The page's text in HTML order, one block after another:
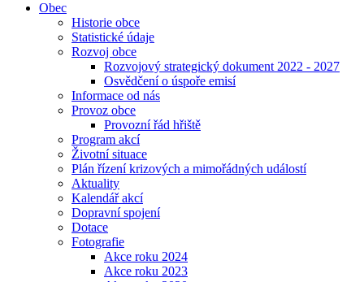
Obec
Historie obce
Statistické údaje
Rozvoj obce
Rozvojový strategický dokument 2022 - 2027
Osvědčení o úspoře emisí
Informace od nás
Provoz obce
Provozní řád hřiště
Program akcí
Životní situace
Plán řízení krizových a mimořádných událostí
Aktuality
Kalendář akcí
Dopravní spojení
Dotace
Fotografie
Akce roku 2024
Akce roku 2023